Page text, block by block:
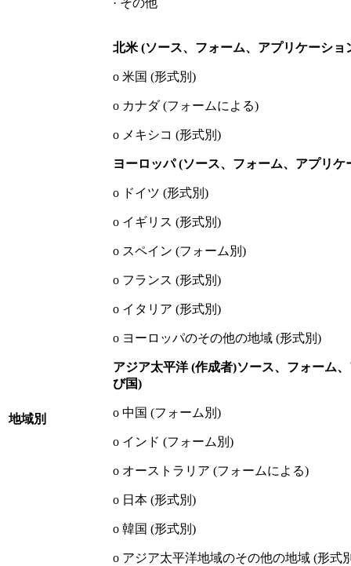
· その他
地域別
北米 (ソース、フォーム、アプリケーショ
o 米国 (形式別)
o カナダ (フォームによる)
o メキシコ (形式別)
ヨーロッパ (ソース、フォーム、アプリ
o ド​​イツ (形式別)
o イギリス (形式別)
o スペイン (フォーム別)
o フランス (形式別)
o イタリア (形式別)
o ヨーロッパのその他の地域 (形式別)
アジア太平洋 (作成者)ソース、フォーム
び国)
o 中国 (フォーム別)
o インド (フォーム別)
o オーストラリア (フォームによる)
o 日本 (形式別)
o 韓国 (形式別)
o アジア太平洋地域のその他の地域 (形式